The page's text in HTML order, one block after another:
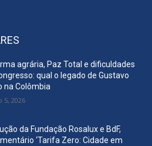
agrária, Paz Total e dificuldades
qual o legado de Gustavo
na Colômbia
5, 2026
da Fundação Rosalux e BdF,
‘Tarifa Zero: Cidade em